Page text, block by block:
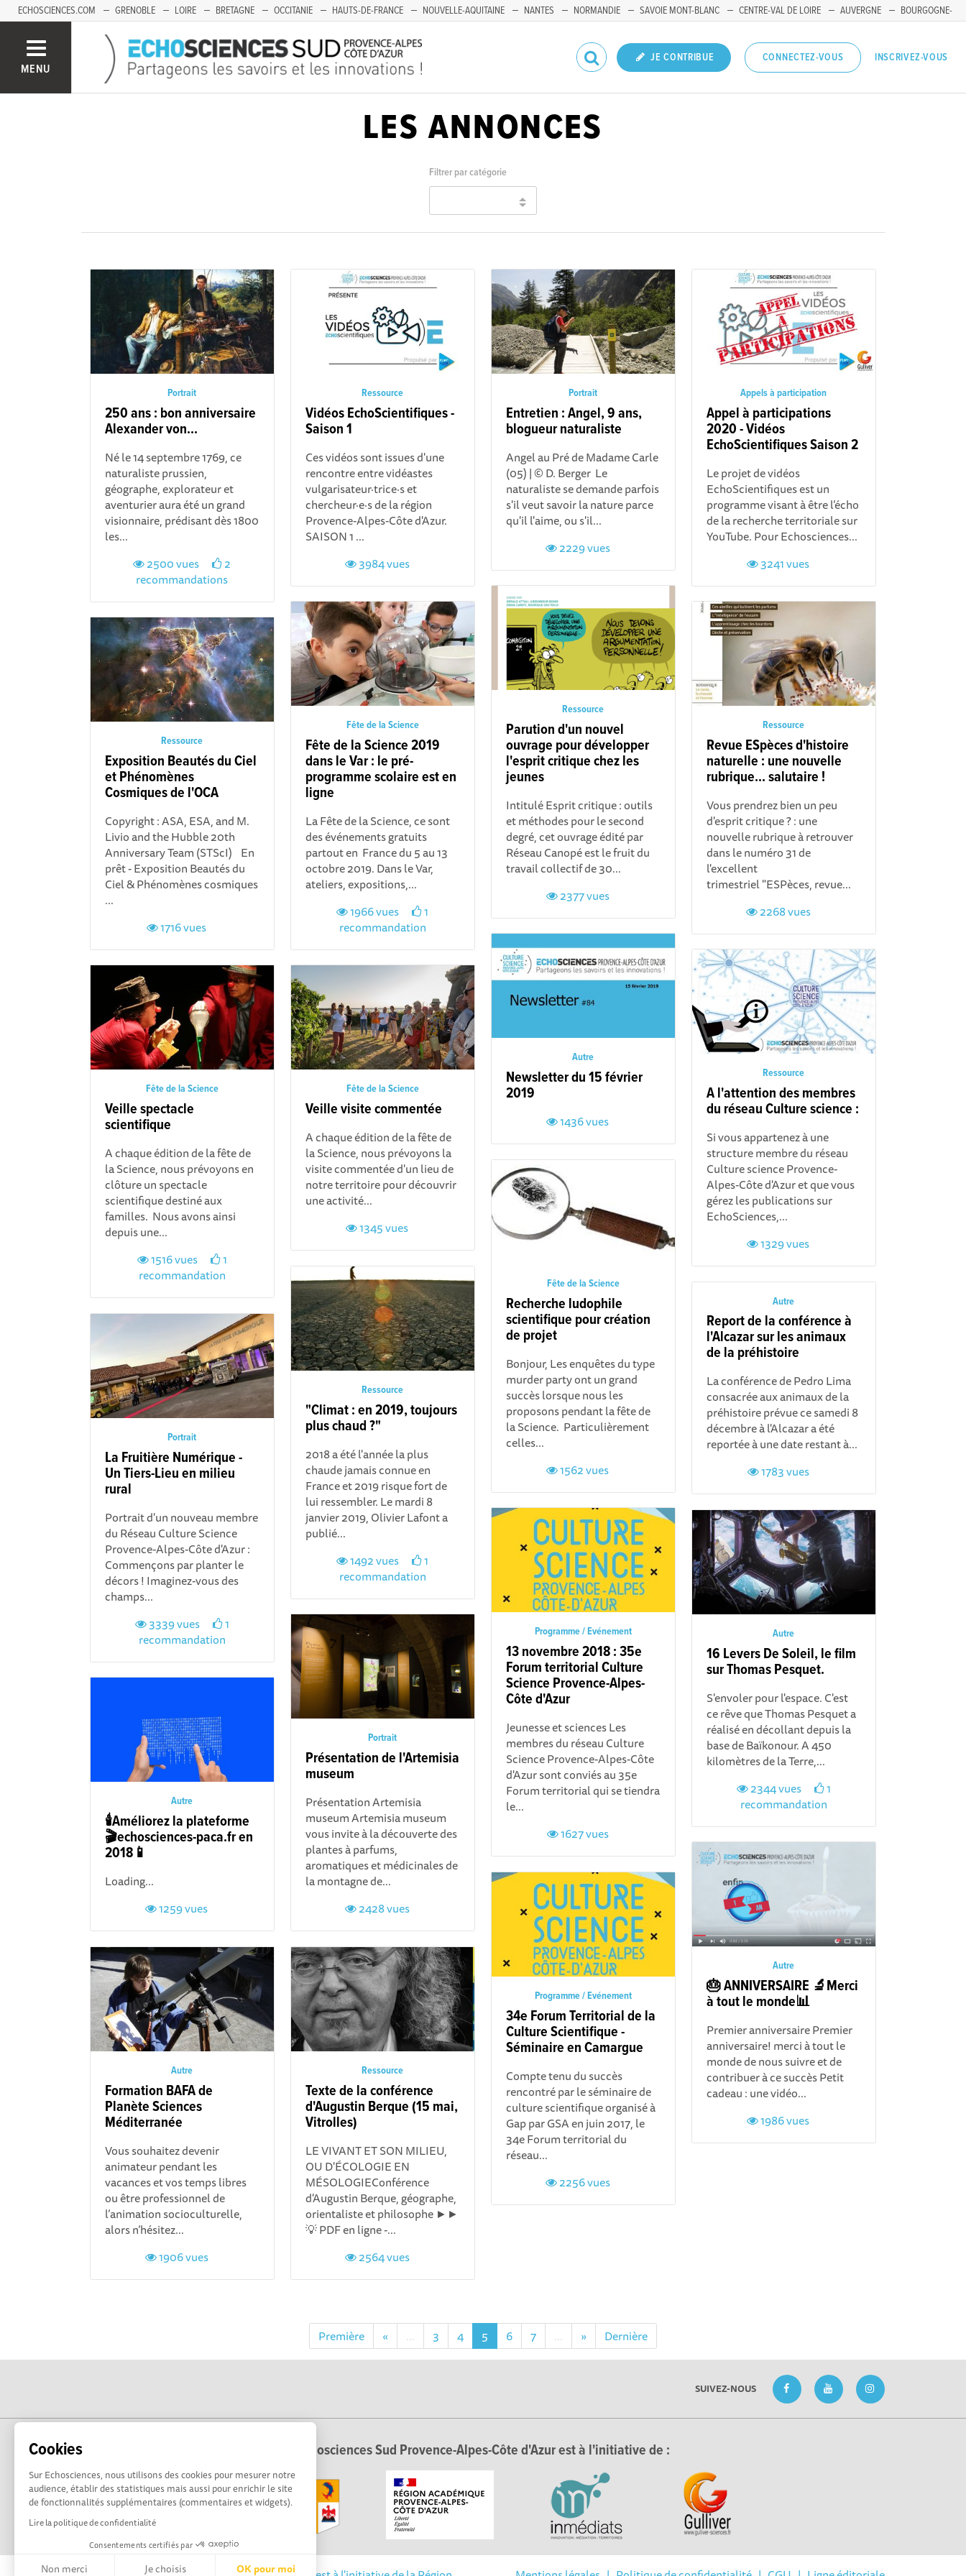
Cookies
Sur Echosciences, nous utilisons des cookies pour mesurer notre
audience, établir des statistiques mais aussi pour enrichir le site
de fonctionnalités supplémentaires (commentaires et widgets).
Lire la politique de confidentialité
Consentements certifiés par
Non merci Je choisis OK pour moi
ECHOSCIENCES.COM GRENOBLE LOIRE BRETAGNE OCCITANIE HAUTS-DE-FRANCE NOUVELLE-AQUITAINE NANTES NORMANDIE SAVOIE MONT-BLANC CENTRE-VAL DE LOIRE AUVERGNE
BOURGOGNE-
MENU
JE CONTRIBUE CONNECTEZ-VOUS INSCRIVEZ-VOUS
LES ANNONCES
Filtrer par catégorie
Portrait
250 ans : bon anniversaire
Alexander von...
Né le 14 septembre 1769, ce
naturaliste prussien,
géographe, explorateur et
aventurier aura été un grand
visionnaire, prédisant dès 1800
les...
2500 vues
2
recommandations
Ressource
Vidéos EchoScientifiques -
Saison 1
Ces vidéos sont issues d'une
rencontre entre vidéastes
vulgarisateur·trice·s et
chercheur·e·s de la région
Provence-Alpes-Côte d'Azur.
SAISON 1 ...
3984 vues
Portrait
Entretien : Angel, 9 ans,
blogueur naturaliste
Angel au Pré de Madame Carle
(05) | © D. Berger Le
naturaliste se demande parfois
s'il veut savoir la nature parce
qu'il l'aime, ou s'il...
2229 vues
Appels à participation
Appel à participations
2020 - Vidéos
EchoScientifiques Saison 2
Le projet de vidéos
EchoScientifiques est un
programme visant à être l’écho
de la recherche territoriale sur
YouTube. Pour Echosciences...
3241 vues
Ressource
Parution d'un nouvel
ouvrage pour développer
l'esprit critique chez les
jeunes
Intitulé Esprit critique : outils
et méthodes pour le second
degré, cet ouvrage édité par
Réseau Canopé est le fruit du
travail collectif de 30...
2377 vues
Fête de la Science
Fête de la Science 2019
dans le Var : le pré-
programme scolaire est en
ligne
La Fête de la Science, ce sont
des événements gratuits
partout en France du 5 au 13
octobre 2019. Dans le Var,
ateliers, expositions,...
1966 vues
1
recommandation
Ressource
Revue ESpèces d'histoire
naturelle : une nouvelle
rubrique... salutaire !
Vous prendrez bien un peu
d'esprit critique ? : une
nouvelle rubrique à retrouver
dans le numéro 31 de
l'excellent
trimestriel "ESPèces, revue...
2268 vues
Ressource
Exposition Beautés du Ciel
et Phénomènes
Cosmiques de l'OCA
Copyright : ASA, ESA, and M.
Livio and the Hubble 20th
Anniversary Team (STScI) En
prêt - Exposition Beautés du
Ciel & Phénomènes cosmiques
...
1716 vues
Autre
Newsletter du 15 février
2019
1436 vues
Ressource
A l'attention des membres
du réseau Culture science :
Si vous appartenez à une
structure membre du réseau
Culture science Provence-
Alpes-Côte d'Azur et que vous
gérez les publications sur
EchoSciences,...
1329 vues
Fête de la Science
Veille spectacle
scientifique
A chaque édition de la fête de
la Science, nous prévoyons en
clôture un spectacle
scientifique destiné aux
familles. Nous avons ainsi
depuis une...
1516 vues
1
recommandation
Fête de la Science
Veille visite commentée
A chaque édition de la fête de
la Science, nous prévoyons la
visite commentée d'un lieu de
notre territoire pour découvrir
une activité...
1345 vues
Fête de la Science
Recherche ludophile
scientifique pour création
de projet
Bonjour, Les enquêtes du type
murder party ont un grand
succès lorsque nous les
proposons pendant la fête de
la Science. Particulièrement
celles...
1562 vues
Ressource
"Climat : en 2019, toujours
plus chaud ?"
2018 a été l'année la plus
chaude jamais connue en
France et 2019 risque fort de
lui ressembler. Le mardi 8
janvier 2019, Olivier Lafont a
publié...
1492 vues
1
recommandation
Autre
Report de la conférence à
l'Alcazar sur les animaux
de la préhistoire
La conférence de Pedro Lima
consacrée aux animaux de la
préhistoire prévue ce samedi 8
décembre à l'Alcazar a été
reportée à une date restant à...
1783 vues
Portrait
La Fruitière Numérique -
Un Tiers-Lieu en milieu
rural
Portrait d'un nouveau membre
du Réseau Culture Science
Provence-Alpes-Côte d'Azur :
Commençons par planter le
décors ! Imaginez-vous des
champs...
3339 vues
1
recommandation
Programme / Evénement
13 novembre 2018 : 35e
Forum territorial Culture
Science Provence-Alpes-
Côte d'Azur
Jeunesse et sciences Les
membres du réseau Culture
Science Provence-Alpes-Côte
d'Azur sont conviés au 35e
Forum territorial qui se tiendra
le...
1627 vues
Autre
16 Levers De Soleil, le film
sur Thomas Pesquet.
S'envoler pour l'espace. C'est
ce rêve que Thomas Pesquet a
réalisé en décollant depuis la
base de Baïkonour. A 450
kilomètres de la Terre,...
2344 vues
1
recommandation
Portrait
Présentation de l'Artemisia
museum
Présentation Artemisia
museum Artemisia museum
vous invite à la découverte des
plantes à parfums,
aromatiques et médicinales de
la montagne de...
2428 vues
Autre
🕯️Améliorez la plateforme
🎬echosciences-paca.fr en
2018📱
Loading...
1259 vues
Autre
🎂 ANNIVERSAIRE 🔬Merci
à tout le monde📊
Premier anniversaire Premier
anniversaire! merci à tout le
monde de nous suivre et de
contribuer à ce succès Petit
cadeau : une vidéo...
1986 vues
Programme / Evénement
34e Forum Territorial de la
Culture Scientifique -
Séminaire en Camargue
Compte tenu du succès
rencontré par le séminaire de
culture scientifique organisé à
Gap par GSA en juin 2017, le
34e Forum territorial du
réseau...
2256 vues
Autre
Formation BAFA de
Planète Sciences
Méditerranée
Vous souhaitez devenir
animateur pendant les
vacances et vos temps libres
ou être professionnel de
l’animation socioculturelle,
alors n’hésitez...
1906 vues
Ressource
Texte de la conférence
d'Augustin Berque (15 mai,
Vitrolles)
LE VIVANT ET SON MILIEU,
OU D'ÉCOLOGIE EN
MÉSOLOGIEConférence
d'Augustin Berque, géographe,
orientaliste et philosophe ►►
💡 PDF en ligne -...
2564 vues
Première « … 3 4 5 6 7 … » Dernière
SUIVEZ-NOUS
Echosciences Sud Provence-Alpes-Côte d'Azur est à l'initiative de :